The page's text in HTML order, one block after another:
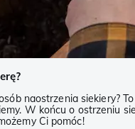
naostrzenia siekiery?
W końcu o ostrzeniu
Ci pomóc!